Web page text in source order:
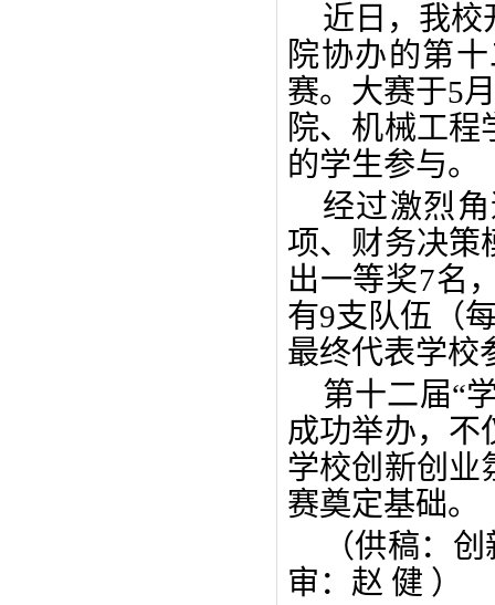
近日，我校
院协办的第
赛。大赛于5
院、机械工
的学生参与。
经过激烈
项、财务决策
出一等奖7名
有9支队伍（
最终代表学校
第十二届“
成功举办，不
学校创新创业
赛奠定基础。
（供稿：
审：赵 健 ）